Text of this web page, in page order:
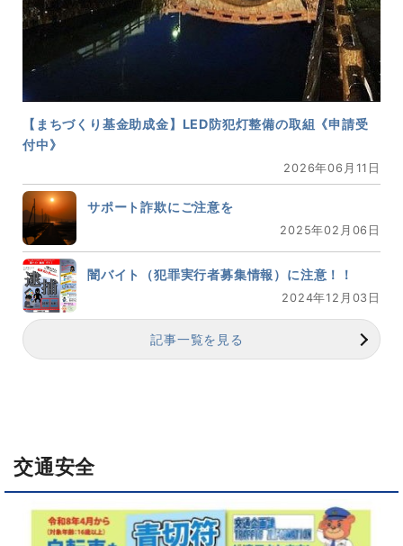
【まちづくり基金助成金】LED防犯灯整備の取組《申請受
付中》
2026年06月11日
サポート詐欺にご注意を
2025年02月06日
闇バイト（犯罪実行者募集情報）に注意！！
2024年12月03日
記事一覧を見る
交通安全